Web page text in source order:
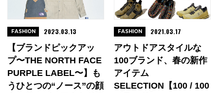
【ブランドピックアッ
プ〜THE NORTH FACE
PURPLE LABEL〜】も
うひとつの“ノース”の顔
FASHION 2023.03.13
アウトドアスタイルな
100ブランド、春の新作
アイテム
SELECTION【100 / 100
FASHION 2021.03.17